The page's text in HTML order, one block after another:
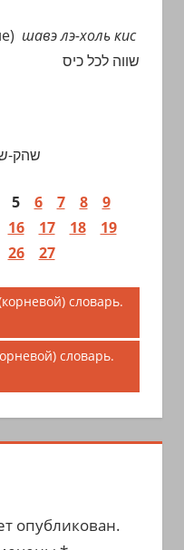
шавэ лэ-холь кис
שווה לכל כיס
5 6 7 8
9
16 17 18
19
26 27
словарь.
словарь.
опубликован.